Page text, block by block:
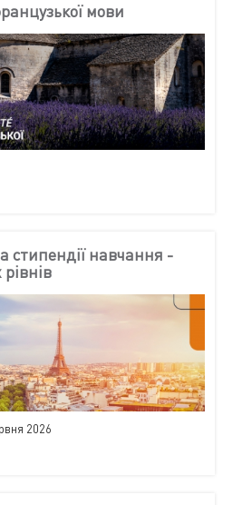
мови
стипендії навчання -
рівнів
2026